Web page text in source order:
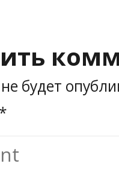
будет
*